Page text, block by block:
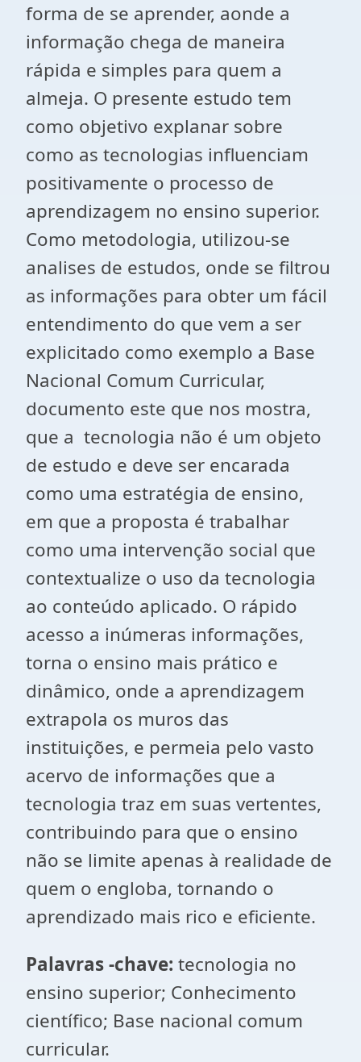
forma de se aprender, aonde a
informação chega de maneira
rápida e simples para quem a
almeja. O presente estudo tem
como objetivo explanar sobre
como as tecnologias influenciam
positivamente o processo de
aprendizagem no ensino superior.
Como metodologia, utilizou-se
analises de estudos, onde se filtrou
as informações para obter um fácil
entendimento do que vem a ser
explicitado como exemplo a Base
Nacional Comum Curricular,
documento este que nos mostra,
que a tecnologia não é um objeto
de estudo e deve ser encarada
como uma estratégia de ensino,
em que a proposta é trabalhar
como uma intervenção social que
contextualize o uso da tecnologia
ao conteúdo aplicado. O rápido
acesso a inúmeras informações,
torna o ensino mais prático e
dinâmico, onde a aprendizagem
extrapola os muros das
instituições, e permeia pelo vasto
acervo de informações que a
tecnologia traz em suas vertentes,
contribuindo para que o ensino
não se limite apenas à realidade de
quem o engloba, tornando o
aprendizado mais rico e eficiente.
Palavras -chave: tecnologia no
ensino superior; Conhecimento
científico; Base nacional comum
curricular.